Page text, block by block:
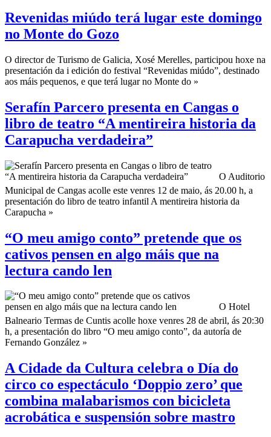
Revenidas miúdo terá lugar este domingo
no Monte do Gozo
O director de Turismo de Galicia, Xosé Merelles, participou hoxe na
presentación da i edición do festival “Revenidas miúdo”, destinado
aos máis pequenos, e que terá lugar no Monte do »
Serafín Parcero presenta en Cangas o
libro de teatro “A mentireira historia da
Carapucha verdadeira”
O Auditorio
Municipal de Cangas acolle este venres 12 de maio, ás 20.00 h, a
presentación do libro de teatro infantil A mentireira historia da
Carapucha »
“O meu amigo conto” pretende que os
cativos pensen en algo máis que na
lectura cando len
O Hotel
Balneario Termas de Cuntis acolle hoxe venres 28 de abril, ás 20:30
h, a presentación do libro “O meu amigo conto”, da autoría de
Fernando González »
A Cidade da Cultura celebra o Día do
circo co espectáculo ‘Doppio zero’ que
combina malabarismos con bicicleta
acrobática e suspensión sobre mastro